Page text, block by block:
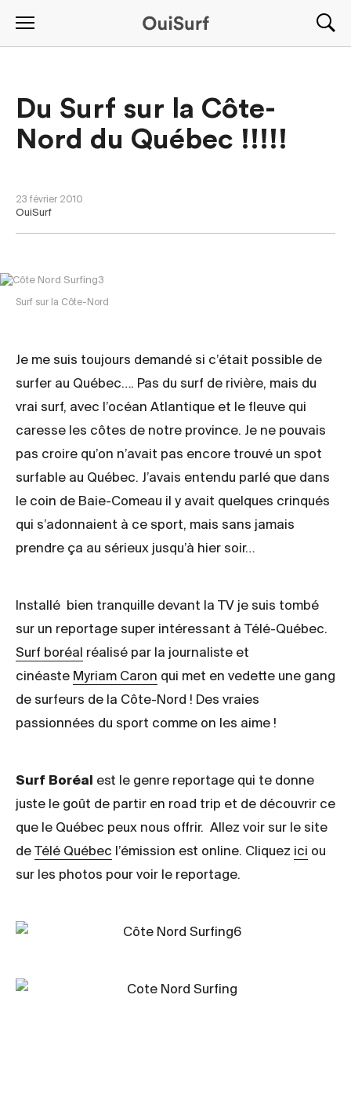
Du Surf sur la Côte-
Nord du Québec !!!!!
23 février 2010
OuiSurf
Surf sur la Côte-Nord
Je me suis toujours demandé si c’était possible de
surfer au Québec…. Pas du surf de rivière, mais du
vrai surf, avec l’océan Atlantique et le fleuve qui
caresse les côtes de notre province. Je ne pouvais
pas croire qu’on n’avait pas encore trouvé un spot
surfable au Québec. J’avais entendu parlé que dans
le coin de Baie-Comeau il y avait quelques crinqués
qui s’adonnaient à ce sport, mais sans jamais
prendre ça au sérieux jusqu’à hier soir…
Installé bien tranquille devant la TV je suis tombé
sur un reportage super intéressant à Télé-Québec.
Surf boréal réalisé par la journaliste et
cinéaste Myriam Caron qui met en vedette une gang
de surfeurs de la Côte-Nord ! Des vraies
passionnées du sport comme on les aime !
Surf Boréal est le genre reportage qui te donne
juste le goût de partir en road trip et de découvrir ce
que le Québec peux nous offrir. Allez voir sur le site
de Télé Québec l’émission est online. Cliquez ici ou
sur les photos pour voir le reportage.